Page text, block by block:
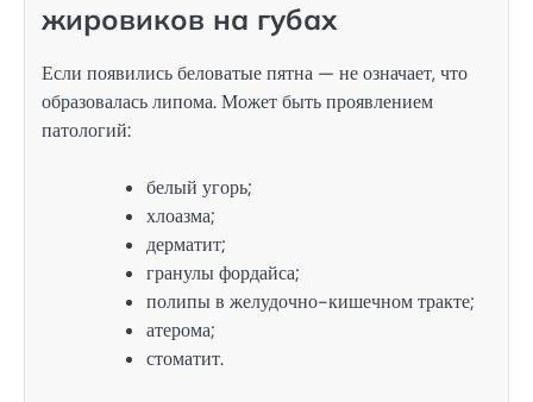
жировиков на губах
Если появились беловатые пятна — не означает, что
образовалась липома. Может быть проявлением
патологий:
белый угорь;
хлоазма;
дерматит;
гранулы фордайса;
полипы в желудочно-кишечном тракте;
атерома;
стоматит.